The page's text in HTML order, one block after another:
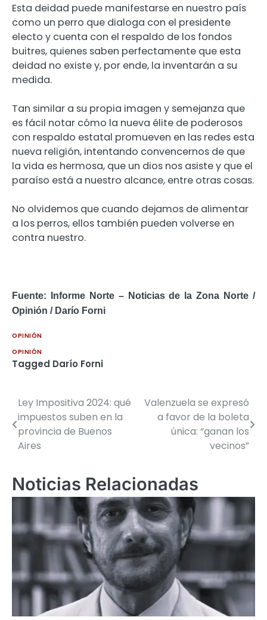
Esta deidad puede manifestarse en nuestro país
como un perro que dialoga con el presidente
electo y cuenta con el respaldo de los fondos
buitres, quienes saben perfectamente que esta
deidad no existe y, por ende, la inventarán a su
medida.
Tan similar a su propia imagen y semejanza que
es fácil notar cómo la nueva élite de poderosos
con respaldo estatal promueven en las redes esta
nueva religión, intentando convencernos de que
la vida es hermosa, que un dios nos asiste y que el
paraíso está a nuestro alcance, entre otras cosas.
No olvidemos que cuando dejamos de alimentar
a los perros, ellos también pueden volverse en
contra nuestro.
Fuente: Informe Norte – Noticias de la Zona Norte /
Opinión / Darío Forni
OPINIÓN
OPINIÓN
Tagged Darío Forni
Navegación
de
entradas
Ley Impositiva 2024: qué
impuestos suben en la
provincia de Buenos
Aires
Valenzuela se expresó
a favor de la boleta
única: “ganan los
vecinos”
Noticias Relacionadas